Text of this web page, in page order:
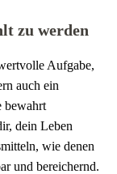
zu werden
Aufgabe,
auch ein
bewahrt
dein Leben
wie denen
und bereichernd.